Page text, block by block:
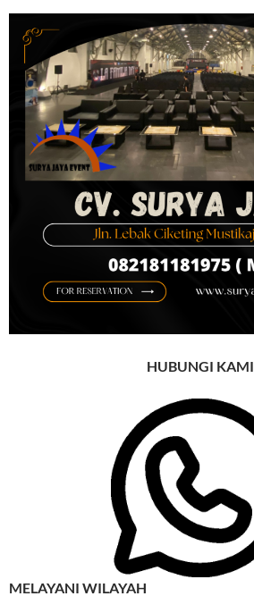
HUBUNGI KAMI
MELAYANI WILAYAH